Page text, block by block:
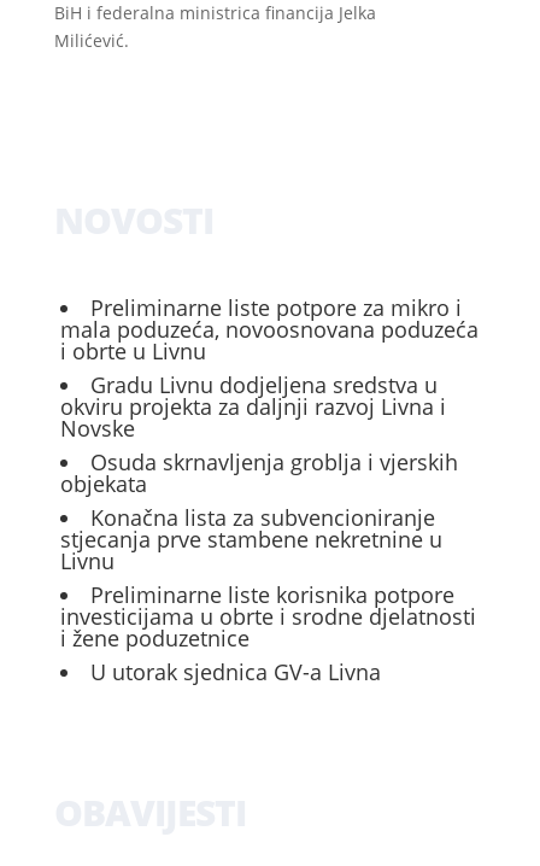
BiH i federalna ministrica financija Jelka
Milićević.
Preliminarne liste potpore za mikro i
mala poduzeća, novoosnovana poduzeća
i obrte u Livnu
Gradu Livnu dodjeljena sredstva u
okviru projekta za daljnji razvoj Livna i
Novske
Osuda skrnavljenja groblja i vjerskih
objekata
Konačna lista za subvencioniranje
stjecanja prve stambene nekretnine u
Livnu
Preliminarne liste korisnika potpore
investicijama u obrte i srodne djelatnosti
i žene poduzetnice
U utorak sjednica GV-a Livna